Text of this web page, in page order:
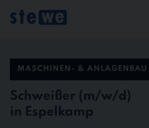
content
MASCHINEN- & ANLAGENBAU
Schweißer
in Espelkamp